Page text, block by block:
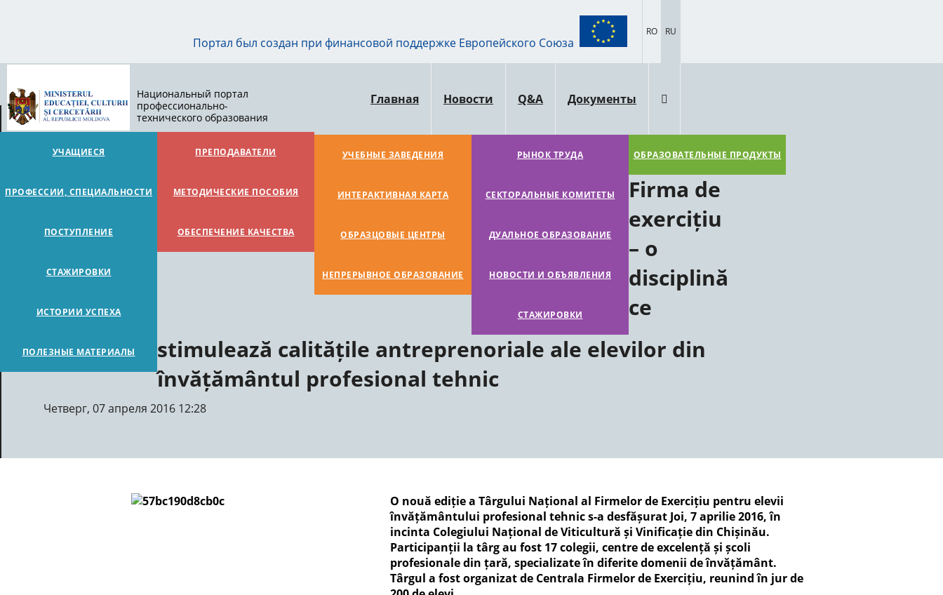
Портал был создан при финансовой поддержке Европейского Союза
RO RU
Национальный портал
профессионально-
технического образования
Главная Новости Q&A Документы
УЧАЩИЕСЯ
ПРОФЕССИИ, СПЕЦИАЛЬНОСТИ
ПОСТУПЛЕНИЕ
СТАЖИРОВКИ
ИСТОРИИ УСПЕХА
ПОЛЕЗНЫЕ МАТЕРИАЛЫ
ПРЕПОДАВАТЕЛИ
МЕТОДИЧЕСКИЕ ПОСОБИЯ
ОБЕСПЕЧЕНИЕ КАЧЕСТВА
УЧЕБНЫЕ ЗАВЕДЕНИЯ
ИНТЕРАКТИВНАЯ КАРТА
ОБРАЗЦОВЫЕ ЦЕНТРЫ
НЕПРЕРЫВНОЕ ОБРАЗОВАНИЕ
РЫНОК ТРУДА
СЕКТОРАЛЬНЫЕ КОМИТЕТЫ
ДУАЛЬНОЕ ОБРАЗОВАНИЕ
НОВОСТИ И ОБЪЯВЛЕНИЯ
СТАЖИРОВКИ
ОБРАЗОВАТЕЛЬНЫЕ ПРОДУКТЫ
Firma de
exercițiu
– o
disciplină
ce
stimulează calitățile antreprenoriale ale elevilor din
învățământul profesional tehnic
Четверг, 07 апреля 2016 12:28
O nouă ediție a Târgului Național al Firmelor de Exercițiu pentru elevii
învățământului profesional tehnic s-a desfășurat Joi, 7 aprilie 2016, în
incinta Colegiului Național de Viticultură și Vinificație din Chișinău.
Participanții la târg au fost 17 colegii, centre de excelență și școli
profesionale din țară, specializate în diferite domenii de învățământ.
Târgul a fost organizat de Centrala Firmelor de Exercițiu, reunind în jur de